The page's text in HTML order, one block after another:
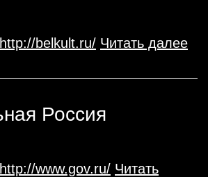
http://belkult.ru/ Читать далее
Россия
http://www.gov.ru/ Читать